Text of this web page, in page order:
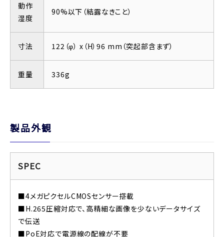
動作
湿度
90%以下（結露なきこと）
寸法 122（φ） x（H）96 mm（突起部含まず）
重量 336g
製品外観
SPEC
■4メガピクセルCMOSセンサー搭載
■H.265圧縮対応で、高精細な画像を少ないデータサイズ
で伝送
■PoE対応で電源線の配線が不要